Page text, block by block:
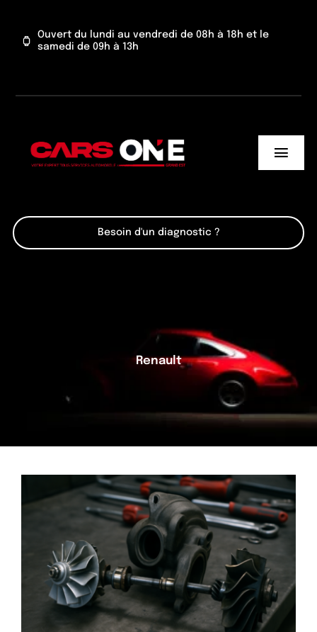
contenu
Ouvert du lundi au vendredi de 08h à 18h et le
samedi de 09h à 13h
Besoin d'un diagnostic ?
Renault